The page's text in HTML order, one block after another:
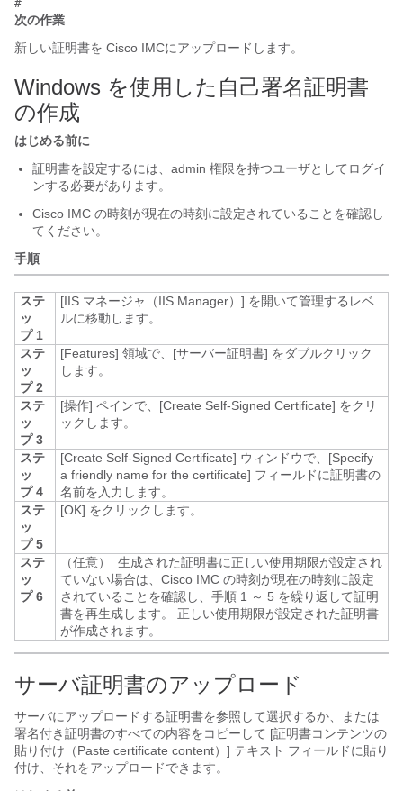
次の作業
新しい証明書を Cisco IMCにアップロードします。
Windows を使用した自己署名証明書
の作成
はじめる前に
証明書を設定するには、admin 権限を持つユーザとしてログイ
ンする必要があります。
Cisco IMC の時刻が現在の時刻に設定されていることを確認し
てください。
手順
ステ
ッ
プ 1
[IIS マネージャ（IIS Manager）] を開いて管理するレベ
ルに移動します。
ステ
ッ
プ 2
[Features] 領域で、[サーバー証明書] をダブルクリック
します。
ステ
ッ
プ 3
[操作] ペインで、[Create Self-Signed Certificate] をクリ
ックします。
ステ
ッ
プ 4
[Create Self-Signed Certificate] ウィンドウで、[Specify
a friendly name for the certificate] フィールドに証明書の
名前を入力します。
ステ
ッ
プ 5
[OK] をクリックします。
ステ
ッ
プ 6
（任意） 生成された証明書に正しい使用期限が設定され
ていない場合は、 Cisco IMC の時刻が現在の時刻に設定
されていることを確認し、手順 1 ～ 5 を繰り返して証明
書を再生成します。
正しい使用期限が設定された証明書
が作成されます。
サーバ証明書のアップロード
サーバにアップロードする証明書を参照して選択するか、または
署名付き証明書のすべての内容をコピーして [証明書コンテンツの
貼り付け（Paste certificate content）] テキスト フィールドに貼り
付け、それをアップロードできます。